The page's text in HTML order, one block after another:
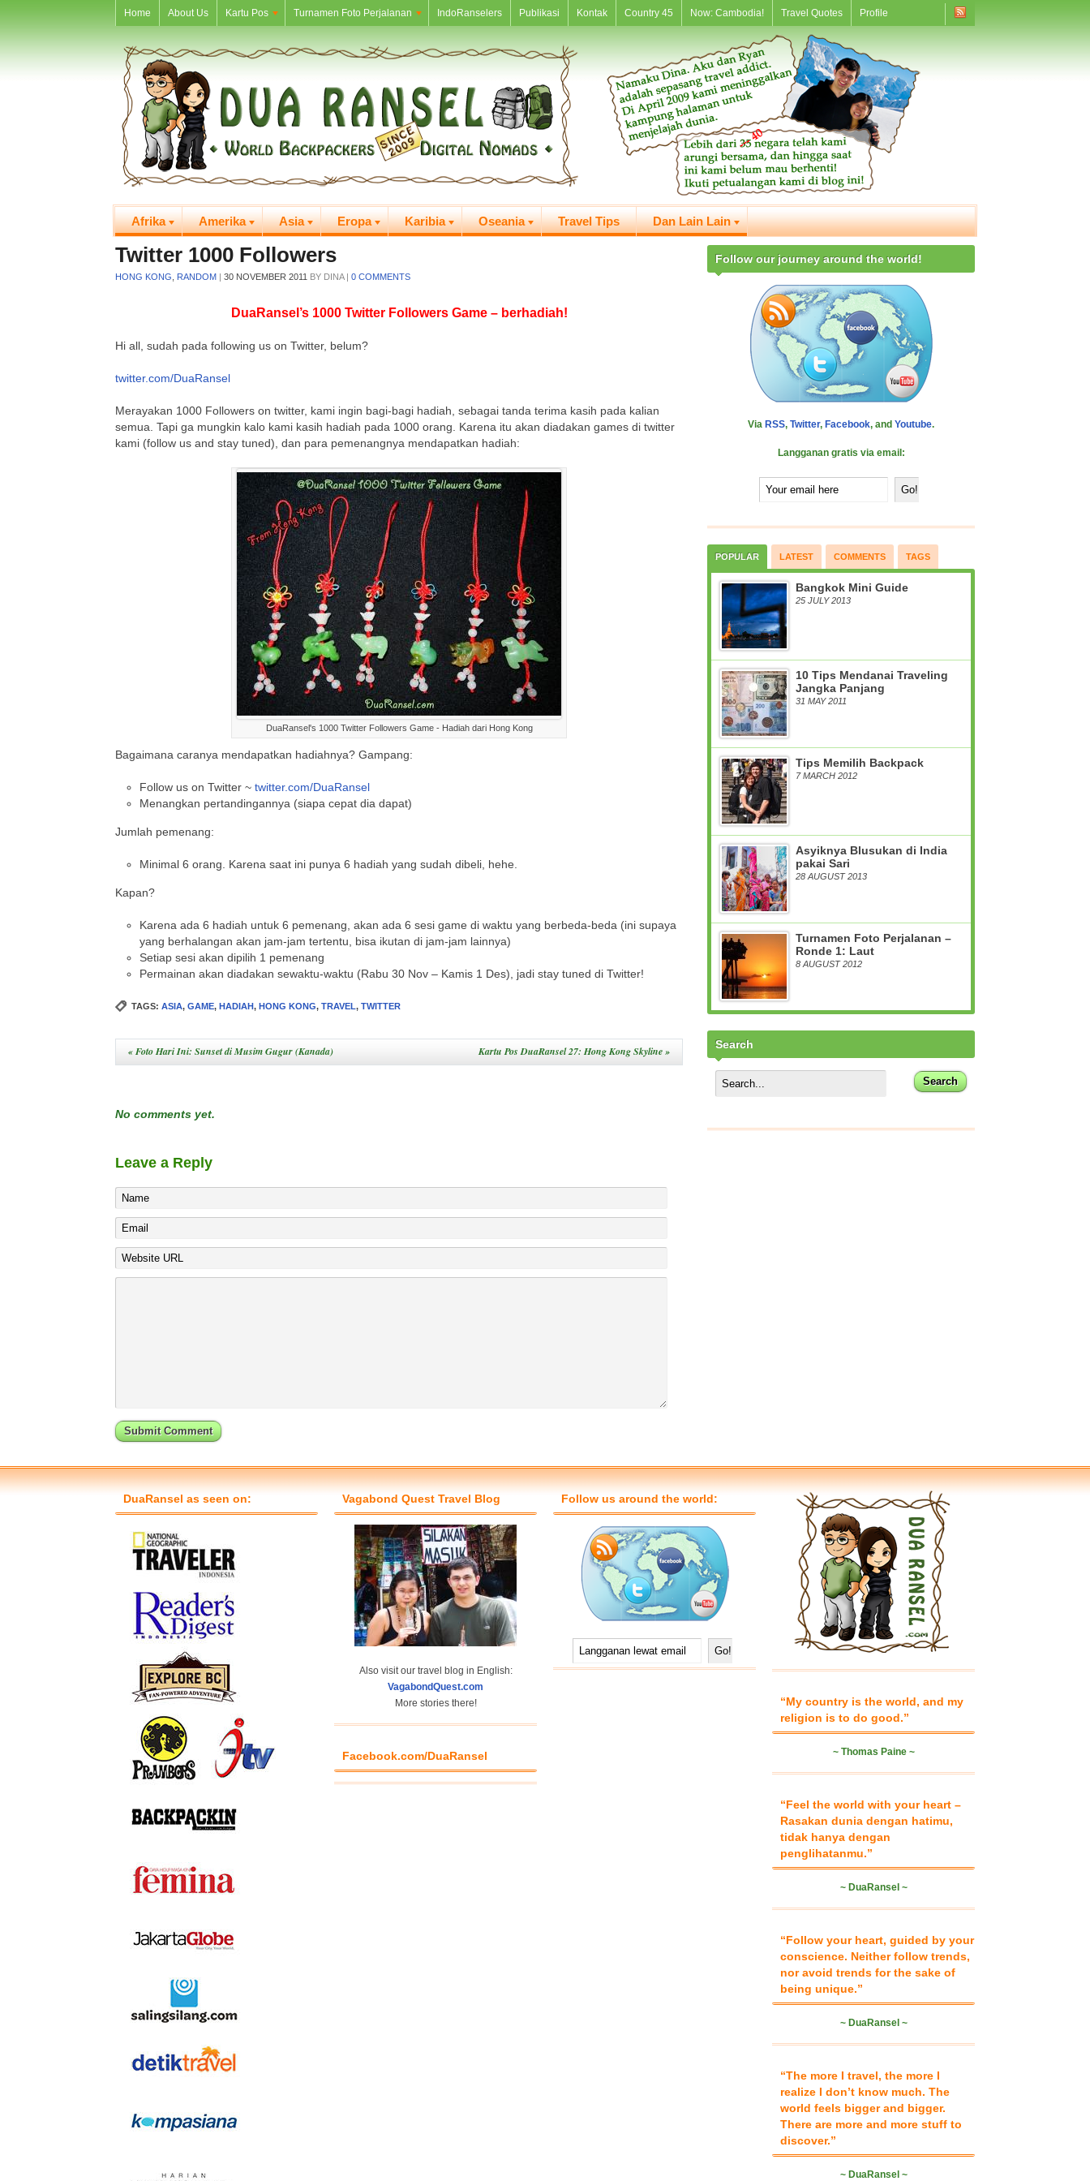
Home About Us Kartu Pos Turnamen Foto Perjalanan IndoRanselers Publikasi Kontak Country 45 Now: Cambodia! Travel Quotes Profile
Afrika Amerika Asia Eropa Karibia Oseania Travel Tips Dan Lain Lain
Twitter 1000 Followers
HONG KONG RANDOM | 30 NOVEMBER 2011 BY DINA| 0 COMMENTS
DuaRansel’s 1000 Twitter Followers Game – berhadiah!
Hi all, sudah pada following us on Twitter, belum?
twitter.com/DuaRansel
Merayakan 1000 Followers on twitter, kami ingin bagi-bagi hadiah, sebagai tanda terima kasih pada kalian
semua. Tapi ga mungkin kalo kami kasih hadiah pada 1000 orang. Karena itu akan diadakan games di twitter
kami (follow us and stay tuned), dan para pemenangnya mendapatkan hadiah:
DuaRansel's 1000 Twitter Followers Game - Hadiah dari Hong Kong
Bagaimana caranya mendapatkan hadiahnya? Gampang:
Follow us on Twitter ~ twitter.com/DuaRansel
Menangkan pertandingannya (siapa cepat dia dapat)
Jumlah pemenang:
Minimal 6 orang. Karena saat ini punya 6 hadiah yang sudah dibeli, hehe.
Kapan?
Karena ada 6 hadiah untuk 6 pemenang, akan ada 6 sesi game di waktu yang berbeda-beda (ini supaya
yang berhalangan akan jam-jam tertentu, bisa ikutan di jam-jam lainnya)
Setiap sesi akan dipilih 1 pemenang
Permainan akan diadakan sewaktu-waktu (Rabu 30 Nov – Kamis 1 Des), jadi stay tuned di Twitter!
TAGS: ASIA, GAME, HADIAH, HONG KONG, TRAVEL, TWITTER
«Foto Hari Ini: Sunset di Musim Gugur (Kanada) Kartu Pos DuaRansel 27: Hong Kong Skyline»
No comments yet.
Leave a Reply
Follow our journey around the world!
Via RSS, Twitter, Facebook, and Youtube.
Langganan gratis via email:
POPULAR LATEST COMMENTS TAGS
Bangkok Mini Guide
25 JULY 2013
10 Tips Mendanai Traveling
Jangka Panjang
31 MAY 2011
Tips Memilih Backpack
7 MARCH 2012
Asyiknya Blusukan di India
pakai Sari
28 AUGUST 2013
Turnamen Foto Perjalanan –
Ronde 1: Laut
8 AUGUST 2012
Search
DuaRansel as seen on: Vagabond Quest Travel Blog
Also visit our travel blog in English:
VagabondQuest.com
More stories there!
Facebook.com/DuaRansel
Follow us around the world:
“My country is the world, and my
religion is to do good.”
~ Thomas Paine ~
“Feel the world with your heart –
Rasakan dunia dengan hatimu,
tidak hanya dengan
penglihatanmu.”
~ DuaRansel ~
“Follow your heart, guided by your
conscience. Neither follow trends,
nor avoid trends for the sake of
being unique.”
~ DuaRansel ~
“The more I travel, the more I
realize I don’t know much. The
world feels bigger and bigger.
There are more and more stuff to
discover.”
~ DuaRansel ~